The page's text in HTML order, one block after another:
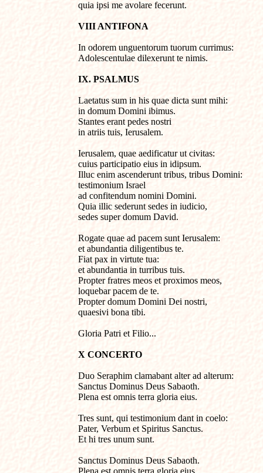
quia ipsi me avolare fecerunt.
VIII ANTIFONA
In odorem unguentorum tuorum currimus:
Adolescentulae dilexerunt te nimis.
IX. PSALMUS
Laetatus sum in his quae dicta sunt mihi:
in domum Domini ibimus.
Stantes erant pedes nostri
in atriis tuis, Ierusalem.
Ierusalem, quae aedificatur ut civitas:
cuius participatio eius in idipsum.
Illuc enim ascenderunt tribus, tribus Domini:
testimonium Israel
ad confitendum nomini Domini.
Quia illic sederunt sedes in iudicio,
sedes super domum David.
Rogate quae ad pacem sunt Ierusalem:
et abundantia diligentibus te.
Fiat pax in virtute tua:
et abundantia in turribus tuis.
Propter fratres meos et proximos meos,
loquebar pacem de te.
Propter domum Domini Dei nostri,
quaesivi bona tibi.
Gloria Patri et Filio...
X CONCERTO
Duo Seraphim clamabant alter ad alterum:
Sanctus Dominus Deus Sabaoth.
Plena est omnis terra gloria eius.
Tres sunt, qui testimonium dant in coelo:
Pater, Verbum et Spiritus Sanctus.
Et hi tres unum sunt.
Sanctus Dominus Deus Sabaoth.
Plena est omnis terra gloria eius.